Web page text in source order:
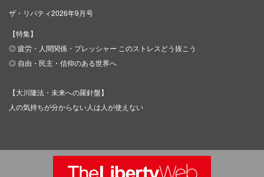
ザ・リバティ2026年9月号
【特集】
◎ 疲労・人間関係・プレッシャー このストレスどう抜こう
◎ 自由・民主・信仰のある世界へ
【大川隆法・未来への羅針盤】
人の気持ちが分からない人は人が使えない